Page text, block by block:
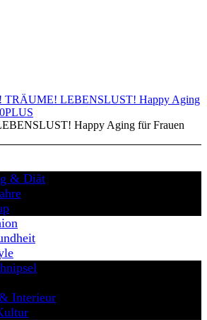
Happy Aging für Frauen
& Diät
Interieur